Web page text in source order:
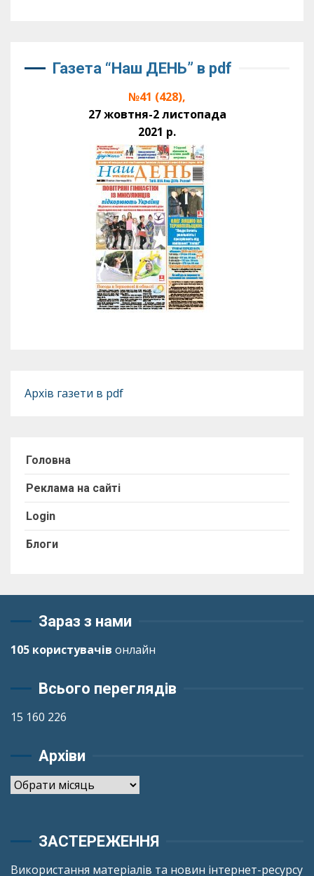
Газета “Наш ДЕНЬ” в pdf
№41 (428),
27 жовтня-2 листопада
2021 р.
Архів газети в pdf
Головна
Реклама на сайті
Login
Блоги
Зараз з нами
105 користувачів онлайн
Всього переглядів
15 160 226
Архіви
Архіви
ЗАСТЕРЕЖЕННЯ
Використання матеріалів та новин інтернет-ресурсу